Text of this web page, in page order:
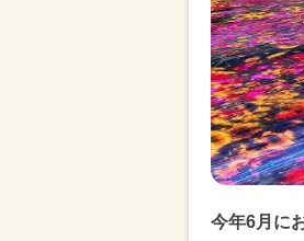
今年6月に